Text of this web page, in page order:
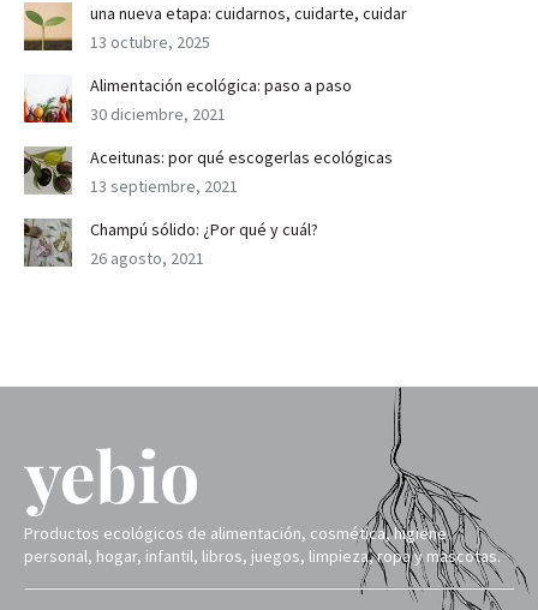
una nueva etapa: cuidarnos, cuidarte, cuidar
13 octubre, 2025
Alimentación ecológica: paso a paso
30 diciembre, 2021
Aceitunas: por qué escogerlas ecológicas
13 septiembre, 2021
Champú sólido: ¿Por qué y cuál?
26 agosto, 2021
Productos ecológicos de alimentación, cosmética, higiene
personal, hogar, infantil, libros, juegos, limpieza, ropa y mascotas.